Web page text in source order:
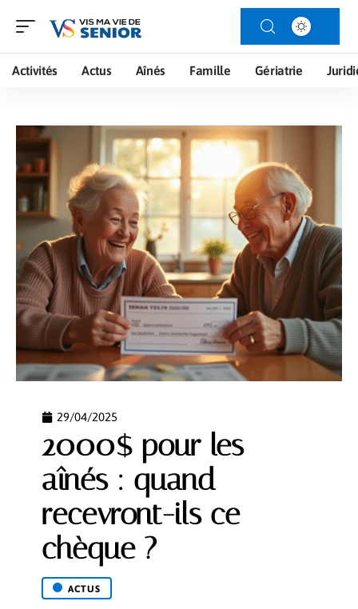
Activités Actus Aînés Famille Gériatrie
29/04/2025
2000$ pour les
aînés : quand
recevront-ils ce
chèque ?
ACTUS